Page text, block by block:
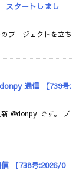
スタートしまし
プロジェクトを立ち
通信 【739号:
@donpy です。 ブ
【738号:2026/0